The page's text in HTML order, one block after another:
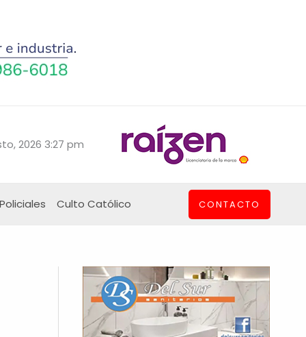
2026 3:27 pm
Policiales Culto Católico CONTACTO